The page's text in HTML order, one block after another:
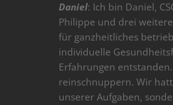
Daniel: Ich bin Daniel,
Philippe und drei
für ganzheitliches
individuelle
Erfahrungen
reinschnuppern. Wir
unserer Aufgaben,